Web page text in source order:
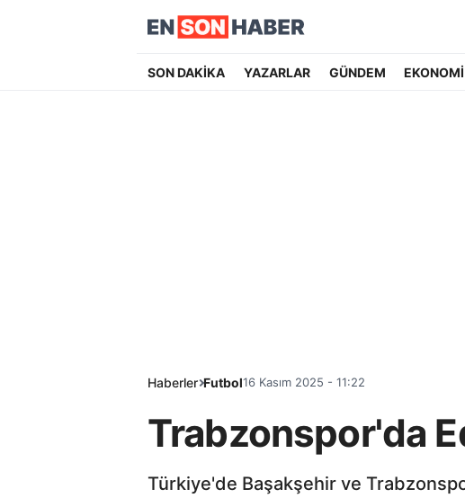
SON DAKİKA YAZARLAR GÜNDEM EKONOMİ
Haberler Futbol16 Kasım 2025 - 11:22
Trabzonspor'da
Türkiye'de Başakşehir ve